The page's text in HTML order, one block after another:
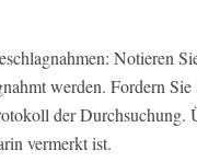
Notieren
werden. Fordern
der Durchsuchung.
vermerkt ist.